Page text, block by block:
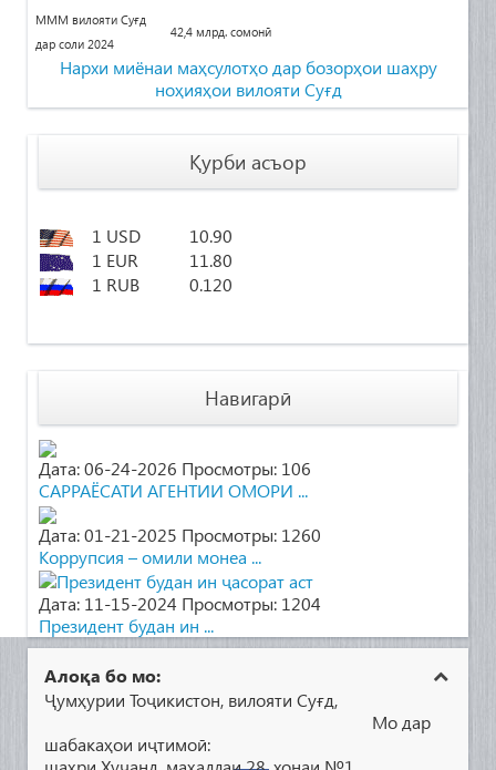
МММ вилояти Суғд
дар соли 2024
42,4 млрд. сомонӣ
Нархи миёнаи маҳсулотҳо дар бозорҳои шаҳру
ноҳияҳои вилояти Суғд
Қурби асъор
1 USD
10.90
1 EUR
11.80
1 RUB
0.120
Навигарӣ
Дата: 06-24-2026 Просмотры: 106
САРРАЁСАТИ АГЕНТИИ ОМОРИ ...
Дата: 01-21-2025 Просмотры: 1260
Коррупсия – омили монеа ...
Дата: 11-15-2024 Просмотры: 1204
Президент будан ин ...
Алоқа бо мо:
Ҷумҳурии Тоҷикистон, вилояти Суғд,
Мо дар
шабакаҳои иҷтимоӣ: